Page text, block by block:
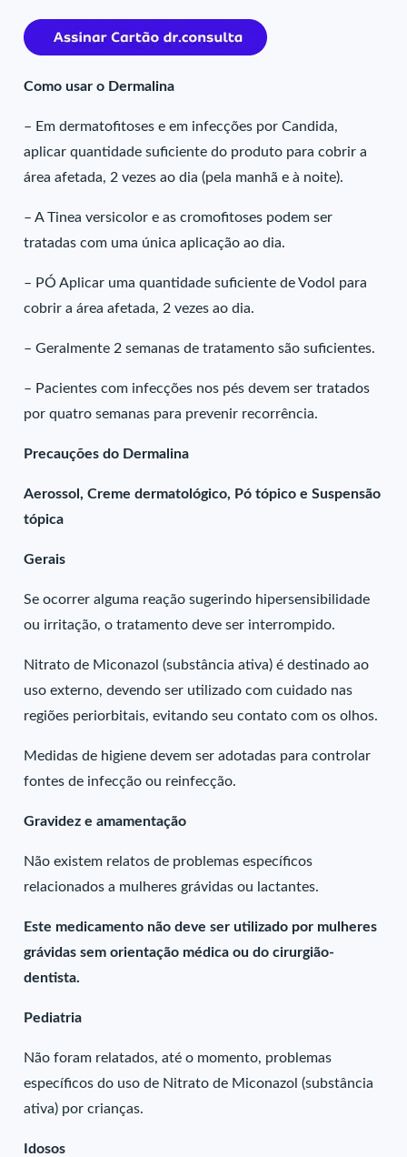
Como usar o Dermalina
– Em dermatofitoses e em infecções por Candida,
aplicar quantidade suficiente do produto para cobrir a
área afetada, 2 vezes ao dia (pela manhã e à noite).
– A Tinea versicolor e as cromofitoses podem ser
tratadas com uma única aplicação ao dia.
– PÓ Aplicar uma quantidade suficiente de Vodol para
cobrir a área afetada, 2 vezes ao dia.
– Geralmente 2 semanas de tratamento são suficientes.
– Pacientes com infecções nos pés devem ser tratados
por quatro semanas para prevenir recorrência.
Precauções do Dermalina
Aerossol, Creme dermatológico, Pó tópico e Suspensão
tópica
Gerais
Se ocorrer alguma reação sugerindo hipersensibilidade
ou irritação, o tratamento deve ser interrompido.
Nitrato de Miconazol (substância ativa) é destinado ao
uso externo, devendo ser utilizado com cuidado nas
regiões periorbitais, evitando seu contato com os olhos.
Medidas de higiene devem ser adotadas para controlar
fontes de infecção ou reinfecção.
Gravidez e amamentação
Não existem relatos de problemas específicos
relacionados a mulheres grávidas ou lactantes.
Este medicamento não deve ser utilizado por mulheres
grávidas sem orientação médica ou do cirurgião-
dentista.
Pediatria
Não foram relatados, até o momento, problemas
específicos do uso de Nitrato de Miconazol (substância
ativa) por crianças.
Idosos